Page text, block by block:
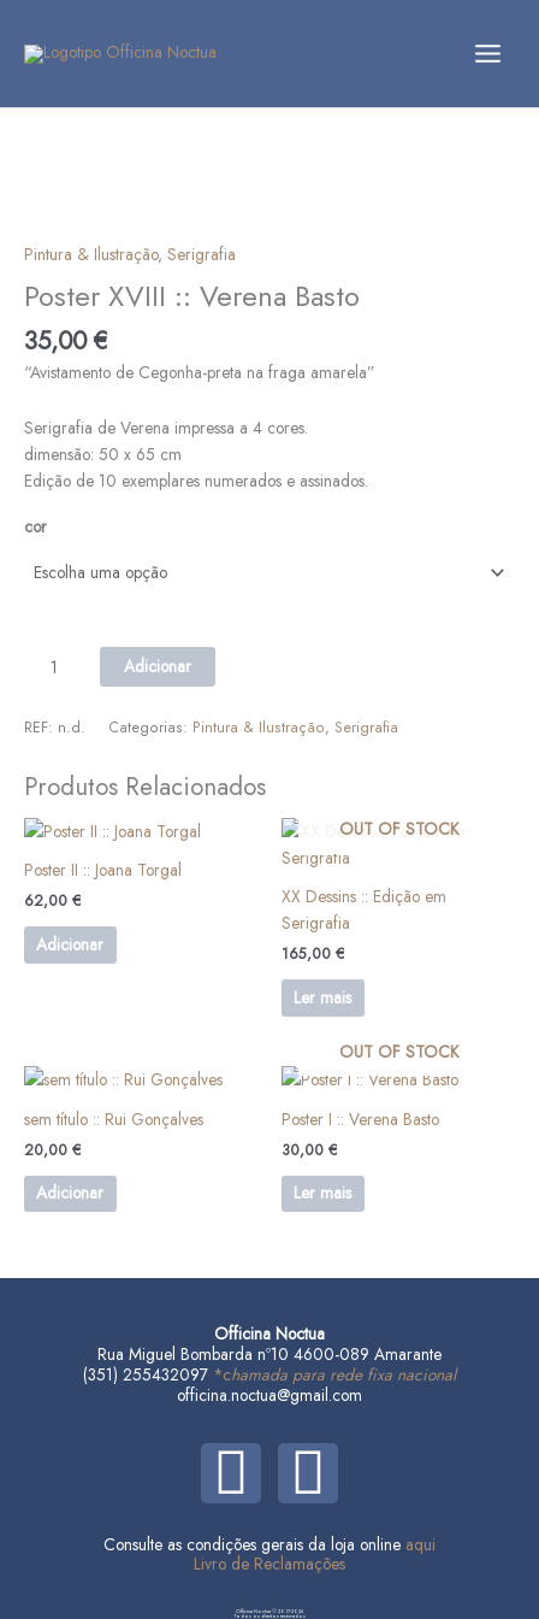
content
Pintura & Ilustração, Serigrafia
Poster XVIII :: Verena Basto
35,00€
“Avistamento de Cegonha-preta na fraga amarela”
Serigrafia de Verena impressa a 4 cores.
dimensão: 50 x 65 cm
Edição de 10 exemplares numerados e assinados.
cor
Verena
Adicionar
REF: n.d. Categorias: Pintura & Ilustração, Serigrafia
Produtos Relacionados
Poster II :: Joana Torgal
62,00 €
Adicionar
OUT OF STOCK
XX Dessins :: Edição em
Serigrafia
165,00 €
Ler mais
sem título :: Rui Gonçalves
20,00 €
Adicionar
OUT OF STOCK
Poster I :: Verena Basto
30,00 €
Ler mais
Officina Noctua
Rua Miguel Bombarda nº10 4600-089 Amarante
(351) 255432097 *chamada para rede fixa nacional
officina.noctua@gmail.com
F
a
c
I
n
s
Consulte as condições gerais da loja online aqui
Livro de Reclamações
Officina Noctua © 2017-2026
Todos os direitos reservados